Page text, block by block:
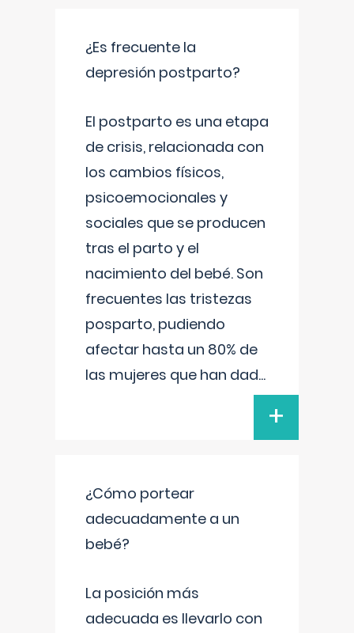
¿Es frecuente la
depresión postparto?
El postparto es una etapa
de crisis, relacionada con
los cambios físicos,
psicoemocionales y
sociales que se producen
tras el parto y el
nacimiento del bebé. Son
frecuentes las tristezas
posparto, pudiendo
afectar hasta un 80% de
las mujeres que han dad...
+
¿Cómo portear
adecuadamente a un
bebé?
La posición más
adecuada es llevarlo con